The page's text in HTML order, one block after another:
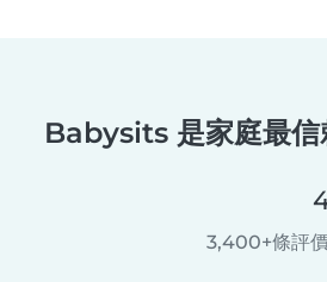
Babysits 是家庭最信
3,400+條評